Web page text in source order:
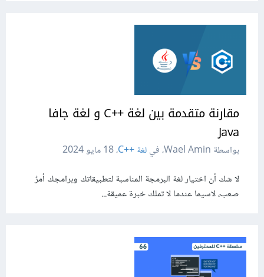
مقارنة متقدمة بين لغة C++‎ و لغة جافا
Java
بواسطة Wael Amin، في لغة C++‎ ،18 مايو 2024
لا شك أن اختيار لغة البرمجة المناسبة لتطبيقاتك وبرامجك أمرٌ
صعب، لاسيما عندما لا تملك خبرة عميقة...